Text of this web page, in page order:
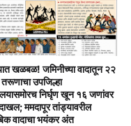
खळबळ! जमिनीच्या वादातून २२
तरूणाचा उपजिल्हा
निर्घृण खून १६ जणांवर
ममदापूर तांड्यावरील
वादाचा भयंकर अंत